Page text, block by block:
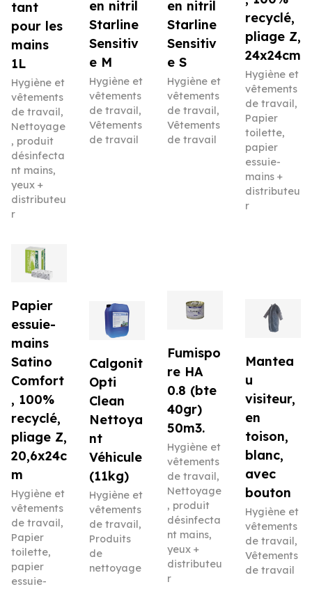
tant
pour les
mains
1L
Hygiène et
vêtements
de travail,
Nettoyage
, produit
désinfecta
nt mains,
yeux +
distributeu
r
en nitril
Starline
Sensitiv
e M
Hygiène et
vêtements
de travail ,
Vêtements
de travail
en nitril
Starline
Sensitiv
e S
Hygiène et
vêtements
de travail ,
Vêtements
de travail
recyclé,
pliage Z,
24x24cm
Hygiène et
vêtements
de travail,
Papier
toilette,
papier
essuie-
mains +
distributeu
r
Papier
essuie-
mains
Satino
Comfort
, 100%
recyclé,
pliage Z,
20,6x24c
m
Hygiène et
vêtements
de travail ,
Papier
toilette,
papier
essuie-
Calgonit
Opti
Clean
Nettoya
nt
Véhicule
(11kg)
Hygiène et
vêtements
de travail,
Produits
de
nettoyage
Fumispo
re HA
0.8 (bte
40gr)
50m3.
Hygiène et
vêtements
de travail,
Nettoyage
, produit
désinfecta
nt mains,
yeux +
distributeu
r
Mantea
u
visiteur,
en
toison,
blanc,
avec
bouton
Hygiène et
vêtements
de travail,
Vêtements
de travail